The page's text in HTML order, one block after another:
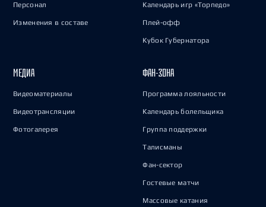
Персонал
Изменения в составе
Календарь игр «Торпедо»
Плей-офф
Кубок Губернатора
МЕДИА
Видеоматериалы
Видеотрансляции
Фотогалерея
ФАН-ЗОНА
Программа лояльности
Календарь болельщика
Группа поддержки
Талисманы
Фан-сектор
Гостевые матчи
Массовые катания